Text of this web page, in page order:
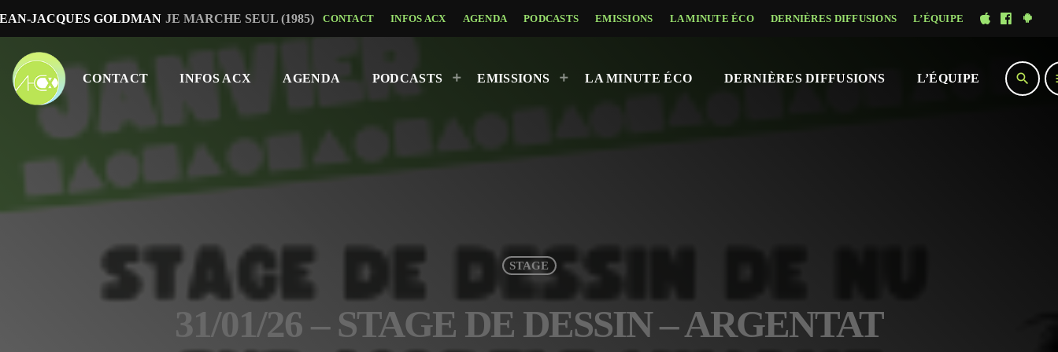
JACQUES GOLDMAN JE MARCHE SEUL (1985) CONTACT INFOS ACX AGENDA PODCASTS EMISSIONS LA MINUTE ÉCO DERNIÈRES DIFFUSIONS L’ÉQUIPE
CONTACT INFOS ACX AGENDA PODCASTS EMISSIONS LA MINUTE ÉCO DERNIÈRES DIFFUSIONS L’ÉQUIPE search
STAGE
31/01/26 – STAGE DE DESSIN – ARGENTAT